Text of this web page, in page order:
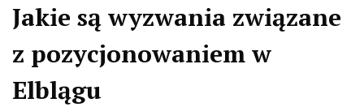
Jakie są wyzwania związane
z pozycjonowaniem w
Elblągu